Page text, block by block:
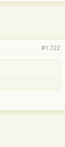
#1.722